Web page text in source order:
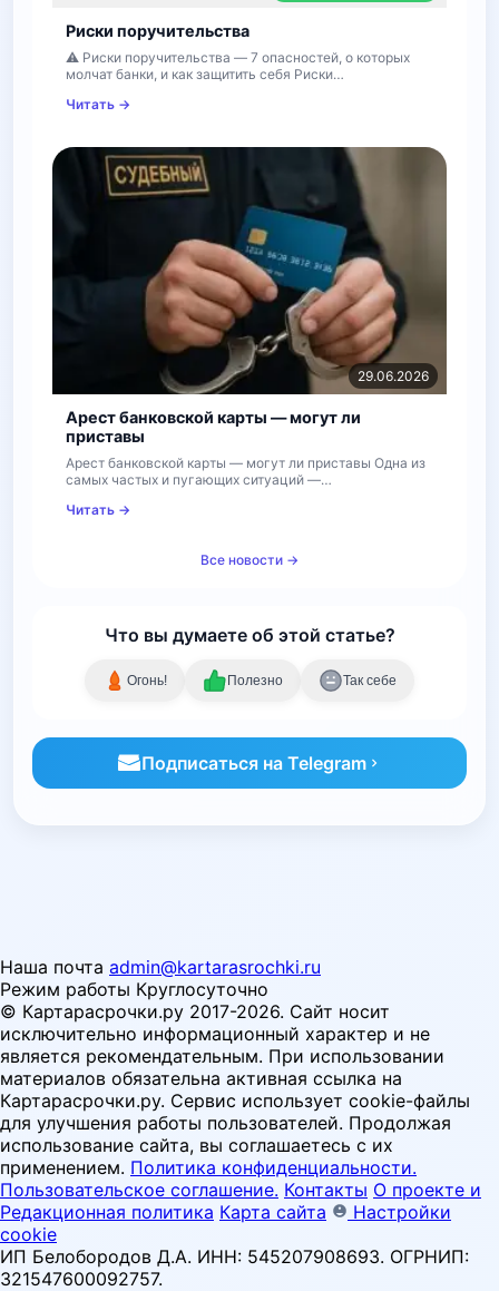
Риски поручительства
⚠️ Риски поручительства — 7 опасностей, о которых
молчат банки, и как защитить себя Риски…
Читать →
29.06.2026
Арест банковской карты — могут ли
приставы
Арест банковской карты — могут ли приставы Одна из
самых частых и пугающих ситуаций —…
Читать →
Все новости →
Что вы думаете об этой статье?
Огонь! Полезно Так себе
Подписаться на Telegram
Наша почта admin@kartarasrochki.ru
Режим работы Круглосуточно
© Картарасрочки.ру 2017-2026. Сайт носит
исключительно информационный характер и не
является рекомендательным. При использовании
материалов обязательна активная ссылка на
Картарасрочки.ру. Сервис использует cookie-файлы
для улучшения работы пользователей. Продолжая
использование сайта, вы соглашаетесь с их
применением. Политика конфиденциальности.
Пользовательское соглашение. Контакты О проекте и
Редакционная политика Карта сайта
Настройки
cookie
ИП Белобородов Д.А. ИНН: 545207908693. ОГРНИП:
321547600092757.